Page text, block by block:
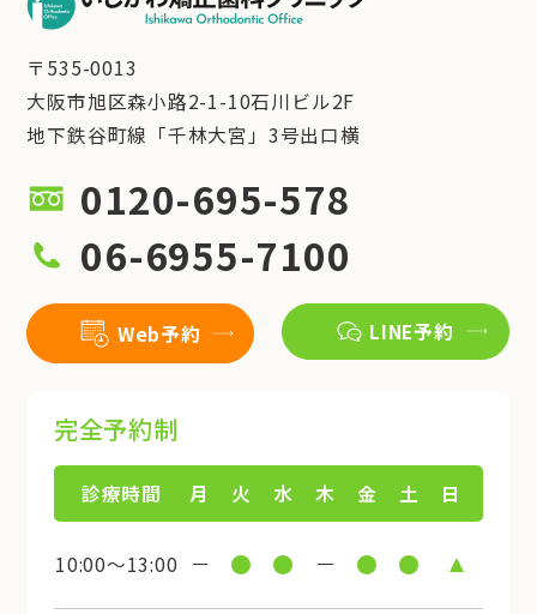
〒535-0013
大阪市旭区森小路2-1-10石川ビル2F
地下鉄谷町線「千林大宮」3号出口横
0120-695-578
06-6955-7100
Web予約 LINE予約
完全予約制
診療時間 月 火 水 木 金 土 日
10:00～13:00